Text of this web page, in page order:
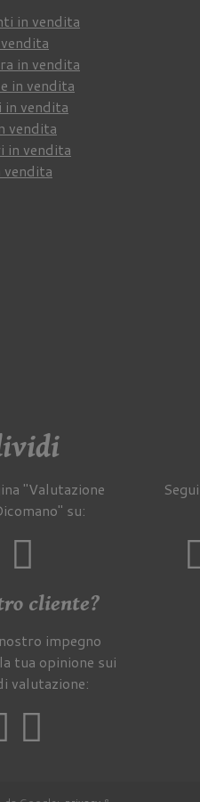
in vendita
in vendita
in vendita
in vendita
vendita
in vendita
"Valutazione
su:
cliente?
impegno
tua opinione sui
valutazione: